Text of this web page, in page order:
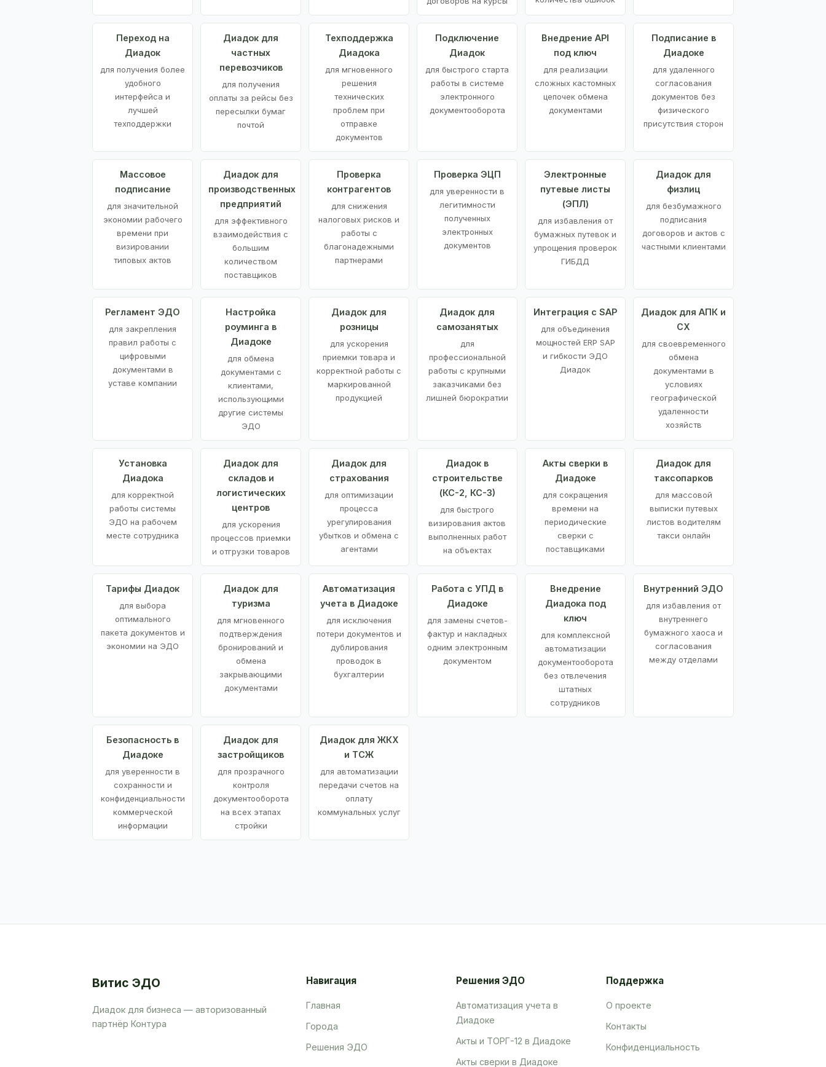
Переход на
Диадок
для получения более
удобного
интерфейса и
лучшей
техподдержки
Диадок для
частных
перевозчиков
для получения
оплаты за рейсы без
пересылки бумаг
почтой
Техподдержка
Диадока
для мгновенного
решения
технических
проблем при
отправке
документов
Подключение
Диадок
для быстрого старта
работы в системе
электронного
документооборота
Внедрение API
под ключ
для реализации
сложных кастомных
цепочек обмена
документами
Подписание в
Диадоке
для удаленного
согласования
документов без
физического
присутствия сторон
Массовое
подписание
для значительной
экономии рабочего
времени при
визировании
типовых актов
Диадок для
производственных
предприятий
для эффективного
взаимодействия с
большим
количеством
поставщиков
Проверка
контрагентов
для снижения
налоговых рисков и
работы с
благонадежными
партнерами
Проверка ЭЦП
для уверенности в
легитимности
полученных
электронных
документов
Электронные
путевые листы
(ЭПЛ)
для избавления от
бумажных путевок и
упрощения проверок
ГИБДД
Диадок для
физлиц
для безбумажного
подписания
договоров и актов с
частными клиентами
Регламент ЭДО
для закрепления
правил работы с
цифровыми
документами в
уставе компании
Настройка
роуминга в
Диадоке
для обмена
документами с
клиентами,
использующими
другие системы
ЭДО
Диадок для
розницы
для ускорения
приемки товара и
корректной работы с
маркированной
продукцией
Диадок для
самозанятых
для
профессиональной
работы с крупными
заказчиками без
лишней бюрократии
Интеграция с SAP
для объединения
мощностей ERP SAP
и гибкости ЭДО
Диадок
Диадок для АПК и
СХ
для своевременного
обмена
документами в
условиях
географической
удаленности
хозяйств
Установка
Диадока
для корректной
работы системы
ЭДО на рабочем
месте сотрудника
Диадок для
складов и
логистических
центров
для ускорения
процессов приемки
и отгрузки товаров
Диадок для
страхования
для оптимизации
процесса
урегулирования
убытков и обмена с
агентами
Диадок в
строительстве
(КС-2, КС-3)
для быстрого
визирования актов
выполненных работ
на объектах
Акты сверки в
Диадоке
для сокращения
времени на
периодические
сверки с
поставщиками
Диадок для
таксопарков
для массовой
выписки путевых
листов водителям
такси онлайн
Тарифы Диадок
для выбора
оптимального
пакета документов и
экономии на ЭДО
Диадок для
туризма
для мгновенного
подтверждения
бронирований и
обмена
закрывающими
документами
Автоматизация
учета в Диадоке
для исключения
потери документов и
дублирования
проводок в
бухгалтерии
Работа с УПД в
Диадоке
для замены счетов-
фактур и накладных
одним электронным
документом
Внедрение
Диадока под
ключ
для комплексной
автоматизации
документооборота
без отвлечения
штатных
сотрудников
Внутренний ЭДО
для избавления от
внутреннего
бумажного хаоса и
согласования
между отделами
Безопасность в
Диадоке
для уверенности в
сохранности и
конфиденциальности
коммерческой
информации
Диадок для
застройщиков
для прозрачного
контроля
документооборота
на всех этапах
стройки
Диадок для ЖКХ
и ТСЖ
для автоматизации
передачи счетов на
оплату
коммунальных услуг
Витис ЭДО
Диадок для бизнеса — авторизованный
партнёр Контура
Навигация
Главная
Города
Решения ЭДО
Решения ЭДО
Автоматизация учета в
Диадоке
Акты и ТОРГ-12 в Диадоке
Акты сверки в Диадоке
Поддержка
О проекте
Контакты
Конфиденциальность